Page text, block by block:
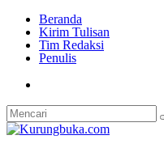
Beranda
Kirim Tulisan
Tim Redaksi
Penulis